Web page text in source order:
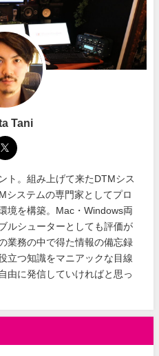
Tani
ト。組み上げて来たDTMシス
システムの専門家としてプロ
境を構築。Mac・Windows両
ルシューターとしても評価が
業務の中で得た情報の備忘録
立つ知識をマニアックな目線
由に発信していければと思っ